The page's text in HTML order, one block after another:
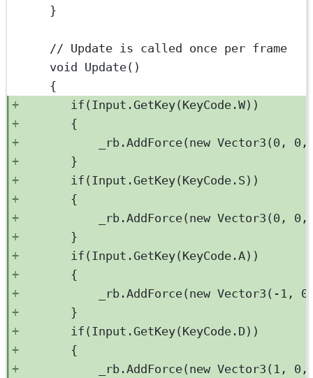
}
// Update is called once per frame
void
Update()
{
if (Input.GetKey(KeyCode.W))
{
_rb.AddForce( new Vector3 ( 0 , 0
}
if (Input.GetKey(KeyCode.S))
{
_rb.AddForce( new Vector3 ( 0 , 0
}
if (Input.GetKey(KeyCode.A))
{
_rb.AddForce( new Vector3 ( - 1 , 0
}
if (Input.GetKey(KeyCode.D))
{
_rb.AddForce( new Vector3 ( 1 , 0